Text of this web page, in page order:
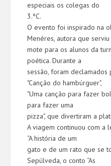
especiais os colegas do
3.ºC.
O evento foi inspirado na
Menéres, autora que
mote para os alunos da
poética. Durante a
sessão, foram declamados
"Canção do hambúrguer",
"Uma canção para fazer
para fazer uma
pizza", que divertiram a
A viagem continuou com a
“A história de um
gato e de um rato que se
Sepúlveda, o conto “As